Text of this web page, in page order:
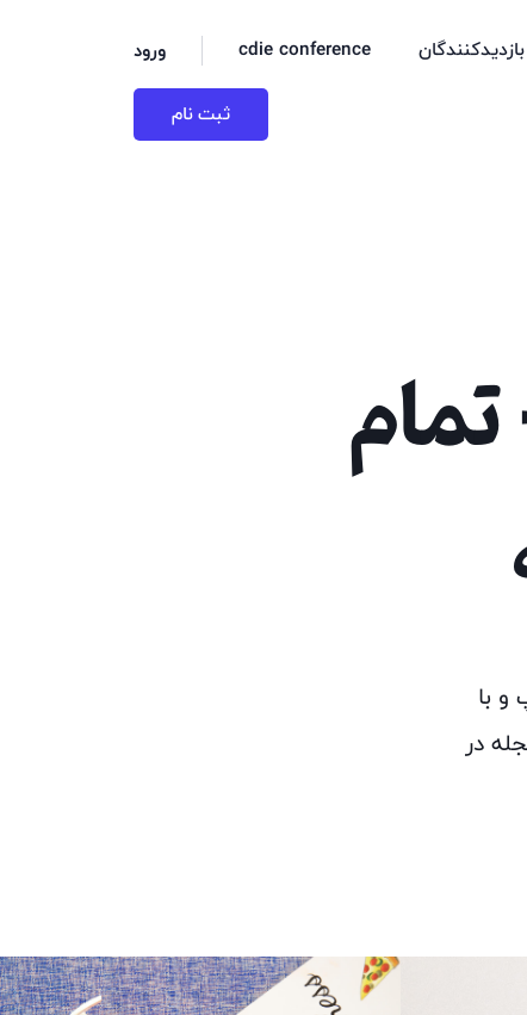
cdie conference
ورود
ثبت نام
- تمام
با
در